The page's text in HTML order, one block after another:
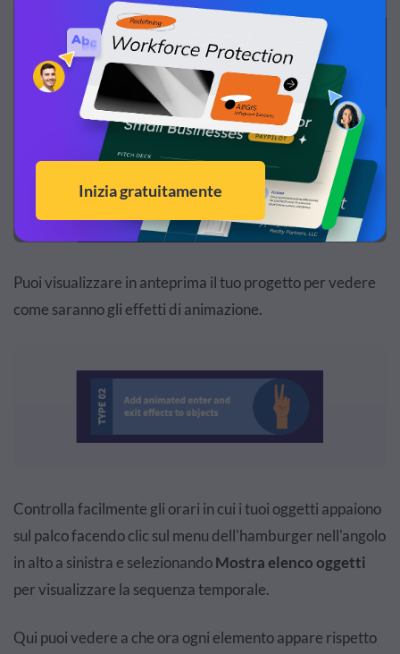
Puoi visualizzare in anteprima il tuo progetto per vedere
come saranno gli effetti di animazione.
Controlla facilmente gli orari in cui i tuoi oggetti appaiono
sul palco facendo clic sul menu dell'hamburger nell'angolo
in alto a sinistra e selezionandoMostra elenco oggetti
per visualizzare la sequenza temporale.
Qui puoi vedere a che ora ogni elemento appare rispetto